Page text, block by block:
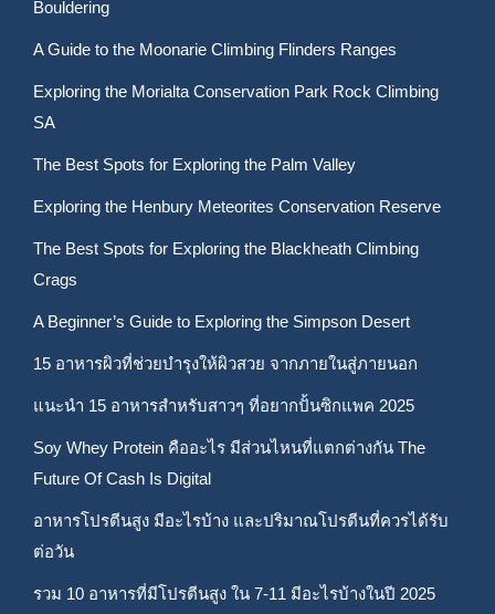
Bouldering
A Guide to the Moonarie Climbing Flinders Ranges
Exploring the Morialta Conservation Park Rock Climbing
SA
The Best Spots for Exploring the Palm Valley
Exploring the Henbury Meteorites Conservation Reserve
The Best Spots for Exploring the Blackheath Climbing
Crags
A Beginner’s Guide to Exploring the Simpson Desert
15 อาหารผิวที่ช่วยบำรุงให้ผิวสวย จากภายในสู่ภายนอก
แนะนำ 15 อาหารสำหรับสาวๆ ที่อยากปั้นซิกแพค 2025
Soy Whey Protein คืออะไร มีส่วนไหนที่แตกต่างกัน The
Future Of Cash Is Digital
อาหารโปรตีนสูง มีอะไรบ้าง และปริมาณโปรตีนที่ควรได้รับ
ต่อวัน
รวม 10 อาหารที่มีโปรตีนสูง ใน 7-11 มีอะไรบ้างในปี 2025